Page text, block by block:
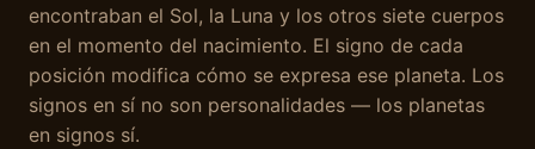
encontraban el Sol, la Luna y los otros siete cuerpos
en el momento del nacimiento. El signo de cada
posición modifica cómo se expresa ese planeta. Los
signos en sí no son personalidades — los planetas
en signos sí.